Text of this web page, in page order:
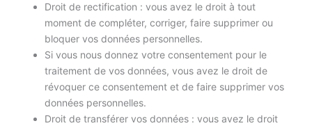
Droit de rectification : vous avez le droit à tout
moment de compléter, corriger, faire supprimer ou
bloquer vos données personnelles.
Si vous nous donnez votre consentement pour le
traitement de vos données, vous avez le droit de
révoquer ce consentement et de faire supprimer vos
données personnelles.
Droit de transférer vos données : vous avez le droit